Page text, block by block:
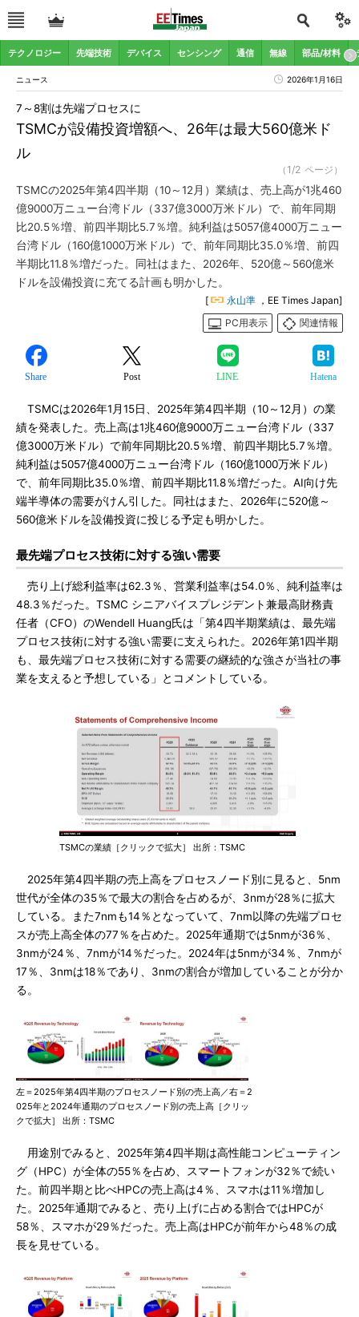
テクノロジー 先端技術 デバイス センシング 通信 無線 部品/材料
ニュース 2026年1月16日
TSMCが設備投資増額へ、26年は最大560億米ド
ル
7～8割は先端プロセスに
（1/2 ページ）
TSMCの2025年第4四半期（10～12月）業績は、売上高が1兆460
億9000万ニュー台湾ドル（337億3000万米ドル）で、前年同期
比20.5％増、前四半期比5.7％増。純利益は5057億4000万ニュー
台湾ドル（160億1000万米ドル）で、前年同期比35.0％増、前四
半期比11.8％増だった。同社はまた、2026年、520億～560億米
ドルを設備投資に充てる計画も明かした。
[ 永山準 ，EE Times Japan]
PC用表示
関連情報
Share Post LINE Hatena
TSMCは2026年1月15日、2025年第4四半期（10～12月）の業
績を発表した。売上高は1兆460億9000万ニュー台湾ドル（337
億3000万米ドル）で前年同期比20.5％増、前四半期比5.7％増。
純利益は5057億4000万ニュー台湾ドル（160億1000万米ドル）
で、前年同期比35.0％増、前四半期比11.8％増だった。AI向け先
端半導体の需要がけん引した。同社はまた、2026年に520億～
560億米ドルを設備投資に投じる予定も明かした。
最先端プロセス技術に対する強い需要
売り上げ総利益率は62.3％、営業利益率は54.0％、純利益率は
48.3％だった。TSMC シニアバイスプレジデント兼最高財務責
任者（CFO）のWendell Huang氏は「第4四半期業績は、最先端
プロセス技術に対する強い需要に支えられた。2026年第1四半期
も、最先端プロセス技術に対する需要の継続的な強さが当社の事
業を支えると予想している」とコメントしている。
TSMCの業績［クリックで拡大］ 出所：TSMC
2025年第4四半期の売上高をプロセスノード別に見ると、5nm
世代が全体の35％で最大の割合を占めるが、3nmが28％に拡大
している。また7nmも14％となっていて、7nm以降の先端プロセ
スが売上高全体の77％を占めた。2025年通期では5nmが36％、
3nmが24％、7nmが14％だった。2024年は5nmが34％、7nmが
17％、3nmは18％であり、3nmの割合が増加していることが分か
る。
左＝2025年第4四半期のプロセスノード別の売上高／右＝2
025年と2024年通期のプロセスノード別の売上高［クリッ
クで拡大］ 出所：TSMC
用途別でみると、2025年第4四半期は高性能コンピューティン
グ（HPC）が全体の55％を占め、スマートフォンが32％で続い
た。前四半期と比べHPCの売上高は4％、スマホは11％増加し
た。2025年通期でみると、売り上げに占める割合ではHPCが
58％、スマホが29％だった。売上高はHPCが前年から48％の成
長を見せている。